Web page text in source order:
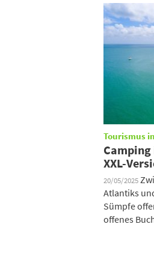
Tourismus
Camping
XXL-
20/05/2025
Atlantiks
Sümpfe
offenes